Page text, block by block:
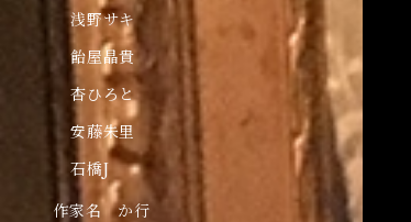
浅野サキ
飴屋晶貴
杏ひろと
安藤朱里
石橋J
作家名 か行